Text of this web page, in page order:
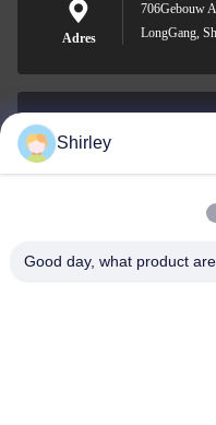
Adres
706Gebouw
LongGang,
0086-
Shirley
Good day, what product